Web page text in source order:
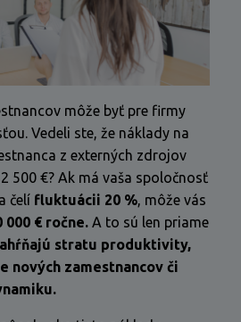
môže byť pre firmy
Vedeli ste, že náklady na
z externých zdrojov
500 €? Ak má vaša spoločnosť
čelí fluktuácii 20 %, môže vás
000 € ročne. A to sú len priame
stratu produktivity,
nových zamestnancov či